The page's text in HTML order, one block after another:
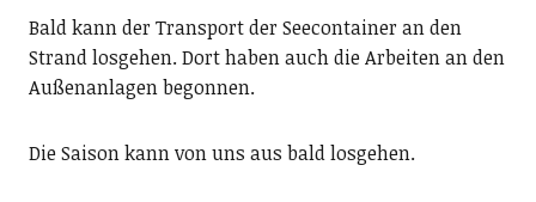
Bald kann der Transport der Seecontainer an den
Strand losgehen. Dort haben auch die Arbeiten an den
Außenanlagen begonnen.
Die Saison kann von uns aus bald losgehen.